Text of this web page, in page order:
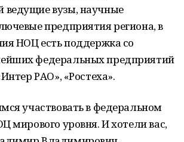
вузы, научные
предприятия региона, в
НОЦ есть поддержка со
федеральных предприятий
РАО», «Ростеха».
участвовать в федеральном
мирового уровня. И хотели вас,